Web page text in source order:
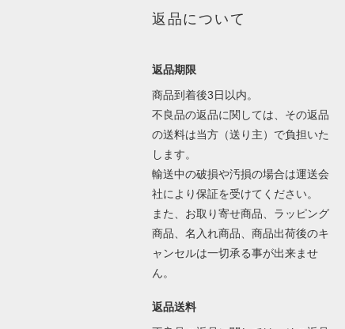
返品について
返品期限
商品到着後3日以内。
不良品の返品に関しては、その返品
の送料は当方（送り主）で負担いた
します。
輸送中の破損や汚損の場合は運送会
社により保証を受けてください。
また、お取り寄せ商品、ラッピング
商品、名入れ商品、商品出荷後のキ
ャンセルは一切承る事が出来ませ
ん。
返品送料